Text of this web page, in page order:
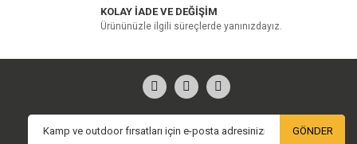
KOLAY İADE VE DEĞİŞİM
Ürününüzle ilgili süreçlerde yanınızdayız.
GÖNDER